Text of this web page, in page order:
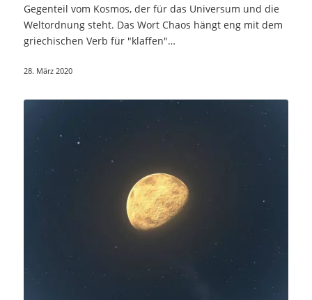
Gegenteil vom Kosmos, der für das Universum und die
Weltordnung steht. Das Wort Chaos hängt eng mit dem
griechischen Verb für "klaffen"…
28. März 2020